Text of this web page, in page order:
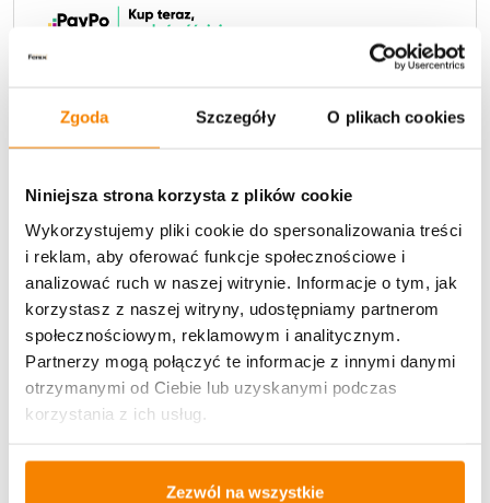
Zgoda Szczegóły O plikach cookies
Niniejsza strona korzysta z plików cookie
Wykorzystujemy pliki cookie do spersonalizowania treści
i reklam, aby oferować funkcje społecznościowe i
analizować ruch w naszej witrynie. Informacje o tym, jak
korzystasz z naszej witryny, udostępniamy partnerom
społecznościowym, reklamowym i analitycznym.
Partnerzy mogą połączyć te informacje z innymi danymi
otrzymanymi od Ciebie lub uzyskanymi podczas
korzystania z ich usług.
Zezwól na wszystkie
Potrzebujesz większą ilość? Zapraszamy do naszej
Specyfikacja
Opinie klientów
Więcej z kategorii Kwiaty sztuczne